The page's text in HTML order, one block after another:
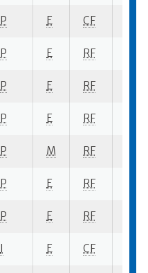
P E CF
P E RF
P E RF
P E RF
P M RF
P E RF
P E RF
I E CF